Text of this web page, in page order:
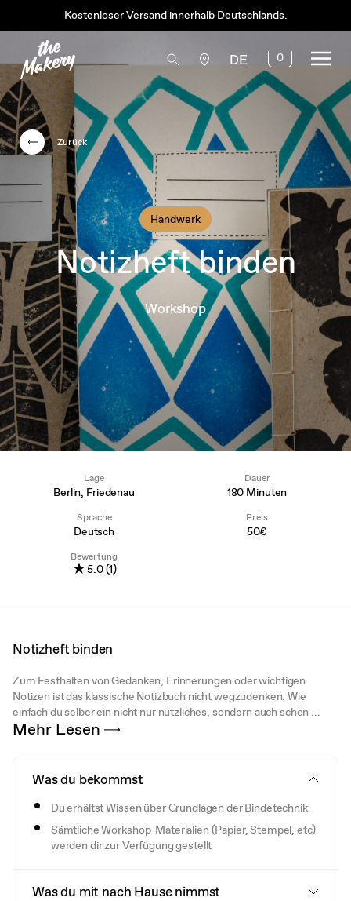
Kostenloser Versand innerhalb Deutschlands.
DE 0
Handwerk
Notizheft binden
Workshop
Zurück
Lage
Berlin, Friedenau
Dauer
180 Minuten
Sprache
Deutsch
Preis
50€
Bewertung
★5.0 (1)
Notizheft binden
Zum Festhalten von Gedanken, Erinnerungen oder wichtigen
Notizen ist das klassische Notizbuch nicht wegzudenken. Wie
einfach du selber ein nicht nur nützliches, sondern auch schön ...
Mehr Lesen
Was du bekommst
Du erhältst Wissen über Grundlagen der Bindetechnik
Sämtliche Workshop-Materialien (Papier, Stempel, etc)
werden dir zur Verfügung gestellt
Was du mit nach Hause nimmst